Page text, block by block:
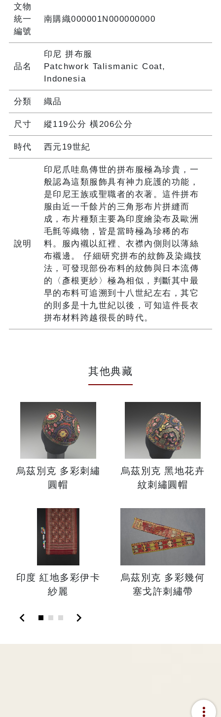
文物
統一
編號
南購織000001N000000000
品名
印尼 拼布服
Patchwork Talismanic Coat,
Indonesia
分類 織品
尺寸 縱119公分 橫206公分
時代 西元19世紀
說明
印尼爪哇島傳世的拼布服極為珍貴，一
般認為這類服飾具有神力庇護的功能，
是印尼王族或聖職者的衣著。這件拼布
服由近一千餘片的三角形布片拼縫而
成，布片種類主要為印度繪染布及歐洲
毛氈等織物，皆是當時極為珍稀的布
料。服內襯以紅裡、衣襟內側則以薄絲
布襯邊。 仔細研究拼布的紋飾及染織技
法，可發現部份布料的紋飾與日本流傳
的〈彥根更紗〉極為相似，判斷其中最
早的布料可追溯到十八世紀左右，其它
的則多是十九世紀以後，可知這件長衣
拼布材料跨越很長的時代。
其他典藏
烏茲別克 多彩刺繡
圓帽
烏茲別克 黑地花卉
紋刺繡圓帽
印度 紅地多彩伊卡
紗麗
烏茲別克 多彩幾何
塞戈許刺繡帶
chevron_left chevron_right
more_vert